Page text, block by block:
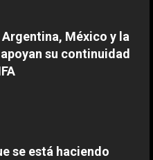
México y la
su continuidad
se está haciendo
dura respuesta
a Novak